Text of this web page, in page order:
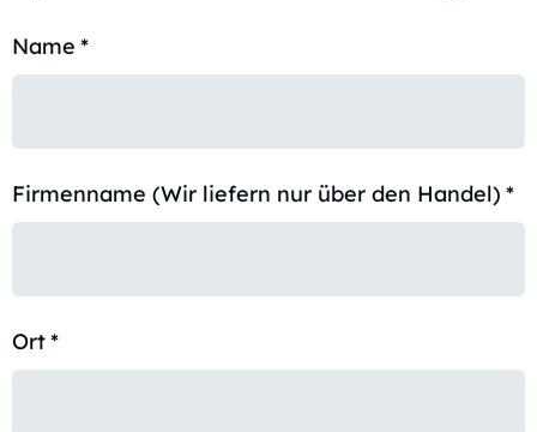
Name *
Firmenname (Wir liefern nur über den Handel) *
Ort*